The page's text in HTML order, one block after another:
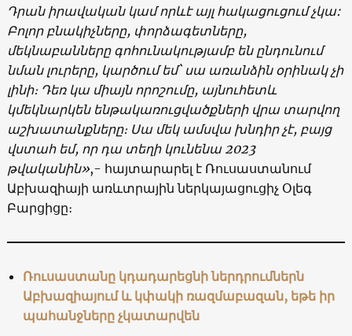
Դրան իրավական կամ որևէ այլ հակացուցում չկա:
Բոլոր բնակիչները, փորձագետները,
մեկնաբանները գոհունակությամբ են ընդունում
նման լուրերը, կարծում եմ` սա առանձին օրինակ չի
լինի։ Դեռ կա միայն որոշումը, այնուհետև
կմեկնարկեն ենթակառուցվածքների վրա տարվող
աշխատանքները։ Սա մեկ ամսվա խնդիր չէ, բայց
վստահ եմ, որ դա տեղի կունենա 2023
թվականին»,- հայտարարել է Ռուսաստանում
Աբխազիայի առևտրային ներկայացուցիչ Օլեգ
Բարցիցը։
Ռուսաստանը կդադարեցնի ներդրումներն
Աբխազիայում և կփակի ռազմաբազան, եթե իր
պահանջները չկատարվեն